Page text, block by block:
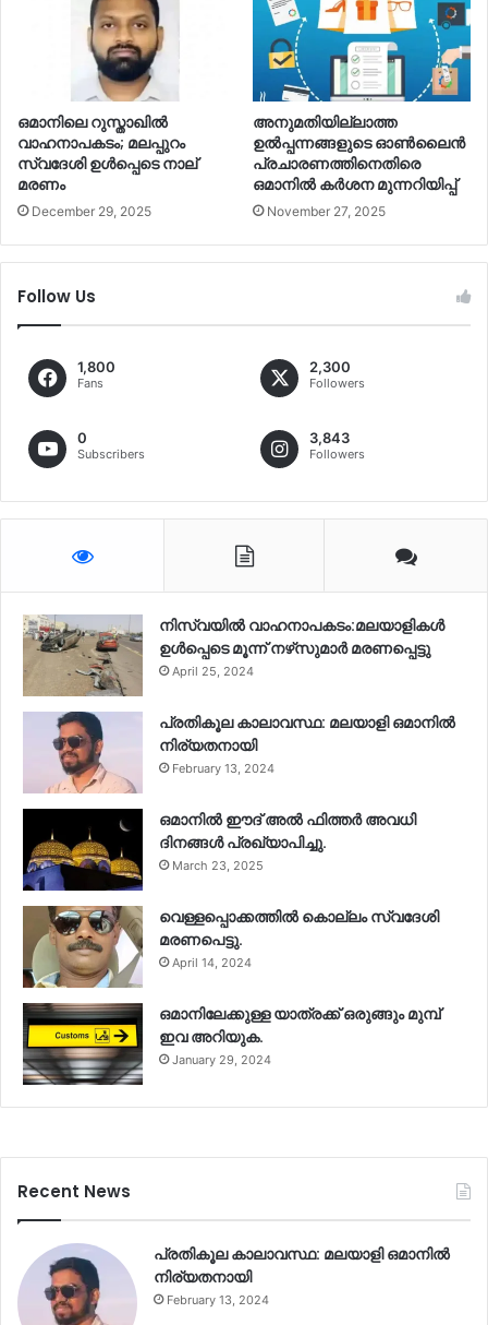
ഒമാനിലെ റുസ്താഖില്‍
വാഹനാപകടം; മലപ്പുറം
സ്വദേശി ഉള്‍പ്പെടെ നാല്
മരണം
December 29, 2025
അനുമതിയില്ലാത്ത
ഉല്‍പ്പന്നങ്ങളുടെ ഓണ്‍ലൈൻ
പ്രചാരണത്തിനെതിരെ
ഒമാനില്‍ കര്‍ശന മുന്നറിയിപ്പ്
November 27, 2025
Follow Us
1,800
Fans
2,300
Followers
0
Subscribers
3,843
Followers
നിസ്‌വയിൽ വാഹനാപകടം:മലയാളികള്‍
ഉള്‍പ്പെടെ മൂന്ന് നഴ്‌സുമാര്‍ മരണപ്പെട്ടു
April 25, 2024
പ്രതികൂല കാലാവസ്ഥ: മലയാളി ഒമാനിൽ
നിര്യതനായി
February 13, 2024
ഒമാനിൽ ഈദ് അൽ ഫിത്തർ അവധി
ദിനങ്ങൾ പ്രഖ്യാപിച്ചു.
March 23, 2025
വെള്ളപ്പൊക്കത്തിൽ കൊല്ലം സ്വദേശി
മരണപെട്ടു.
April 14, 2024
ഒമാനിലേക്കുള്ള യാത്രക്ക് ഒരുങ്ങും മുമ്പ്
ഇവ അറിയുക.
January 29, 2024
Recent News
പ്രതികൂല കാലാവസ്ഥ: മലയാളി ഒമാനിൽ
നിര്യതനായി
February 13, 2024